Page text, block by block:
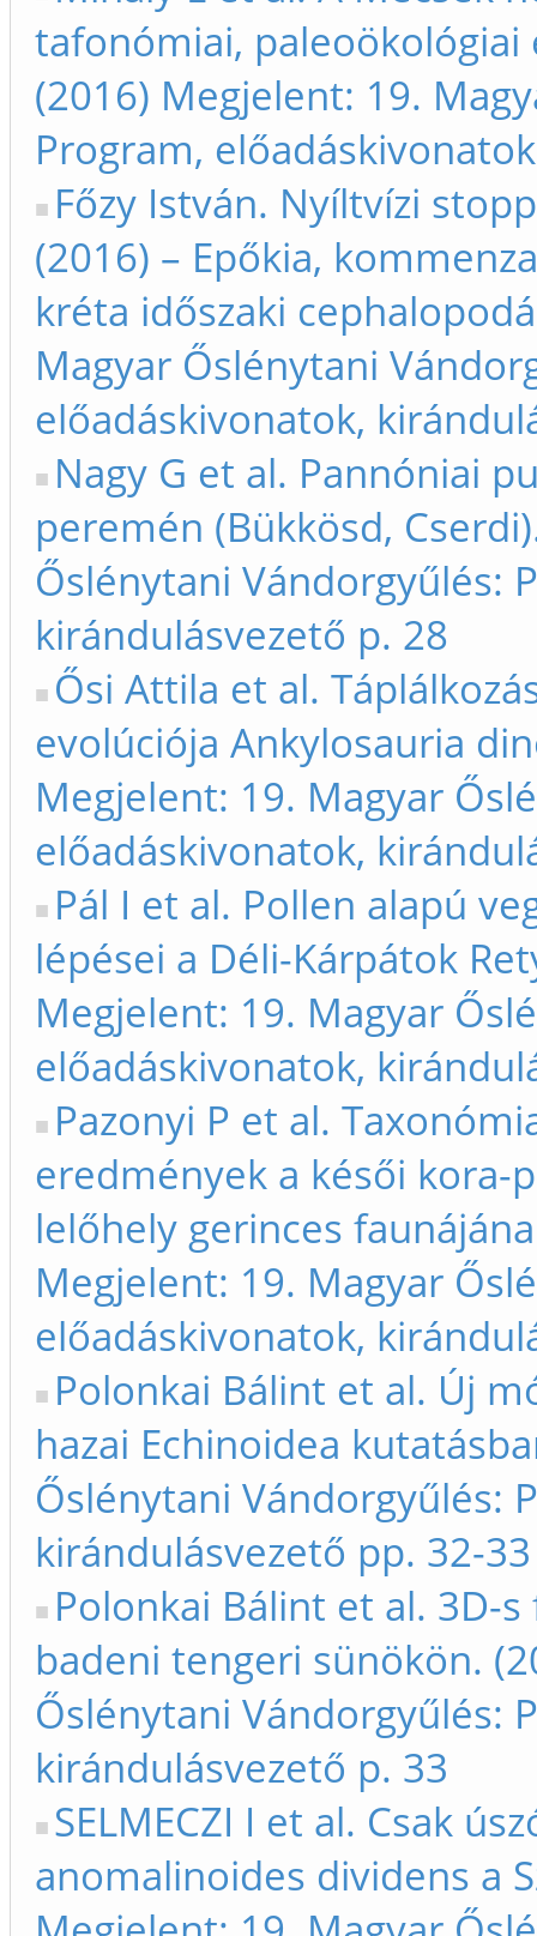
tafonómiai, paleoökológiai
(2016) Megjelent: 19.
Program,
Főzy István. Nyíltvízi
(2016) – Epőkia,
kréta időszaki
Magyar Őslénytani
előadáskivonatok,
Nagy G et al. Pannóniai
peremén (Bükkösd,
Őslénytani Vándorgyűlés:
kirándulásvezető p. 28
Ősi Attila et al.
evolúciója Ankylosauria
Megjelent: 19. Magyar
előadáskivonatok,
Pál I et al. Pollen alapú
lépései a Déli-Kárpátok
Megjelent: 19. Magyar
előadáskivonatok,
Pazonyi P et al.
eredmények a késői kora-
lelőhely gerinces
Megjelent: 19. Magyar
előadáskivonatok,
Polonkai Bálint et al. Új
hazai Echinoidea
Őslénytani Vándorgyűlés:
kirándulásvezető pp. 32-33
Polonkai Bálint et al. 3D-
badeni tengeri sünökön.
Őslénytani Vándorgyűlés:
kirándulásvezető p. 33
SELMECZI I et al. Csak
anomalinoides dividens a